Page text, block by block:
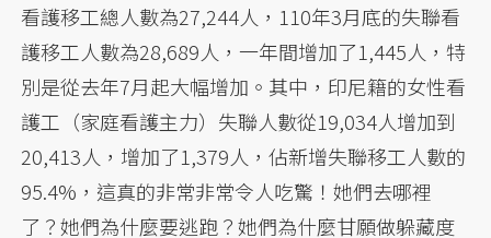
看護移工總人數為27,244人，110年3月底的失聯看
護移工人數為28,689人，一年間增加了1,445人，特
別是從去年7月起大幅增加。其中，印尼籍的女性看
護工（家庭看護主力）失聯人數從19,034人增加到
20,413人，增加了1,379人，佔新增失聯移工人數的
95.4%，這真的非常非常令人吃驚！她們去哪裡
了？她們為什麼要逃跑？她們為什麼甘願做躲藏度